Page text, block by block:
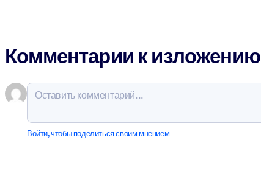
Комментарии к изложению
Войти, чтобы поделиться своим мнением